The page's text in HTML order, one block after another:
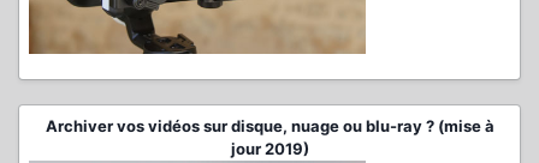
Archiver vos vidéos sur disque, nuage ou blu-ray ? (mise à
jour 2019)